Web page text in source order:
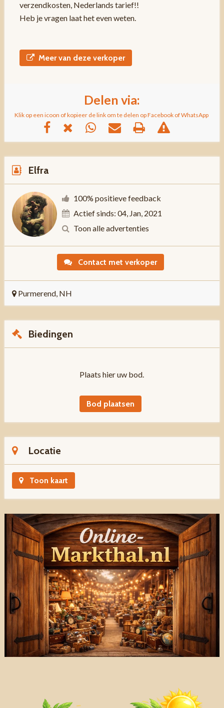
verzendkosten, Nederlands tarief!!
Heb je vragen laat het even weten.
Meer van deze verkoper
Delen via:
Klik op een icoon of kopieer de link om te delen op Facebook of WhatsApp
Elfra
100% positieve feedback
Actief sinds: 04, Jan, 2021
Toon alle advertenties
Contact met verkoper
Purmerend, NH
Biedingen
Plaats hier uw bod.
Bod plaatsen
Locatie
Toon kaart